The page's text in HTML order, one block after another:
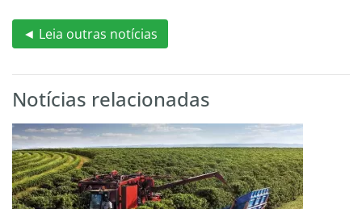
◄ Leia outras notícias
Notícias relacionadas